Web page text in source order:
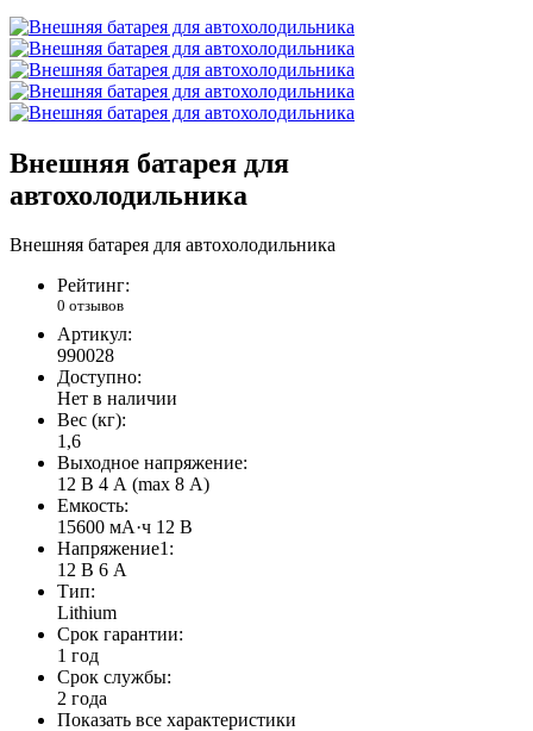
Внешняя батарея для
автохолодильника
Внешняя батарея для автохолодильника
Рейтинг:
0 отзывов
Артикул:
990028
Доступно:
Нет в наличии
Вес (кг):
1,6
Выходное напряжение:
12 В 4 А (max 8 А)
Емкость:
15600 мА·ч 12 В
Напряжение1:
12 В 6 А
Тип:
Lithium
Срок гарантии:
1 год
Срок службы:
2 года
Показать все характеристики